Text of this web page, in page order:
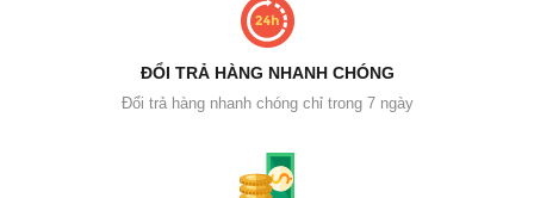
ĐỔI TRẢ HÀNG NHANH CHÓNG
Đổi trả hàng nhanh chóng chỉ trong 7 ngày